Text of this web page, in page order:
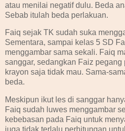
atau menilai negatif dulu. Beda
Sebab itulah beda perlakuan.
Faiq sejak TK sudah suka
Sementara, sampai kelas 5 SD
menggambar sama sekali. Faiq
sanggar, sedangkan Faiz pegang
krayon saja tidak mau. Sama-
beda.
Meskipun ikut les di sanggar
Faiq sudah luwes menggambar
kebebasan pada Faiq untuk